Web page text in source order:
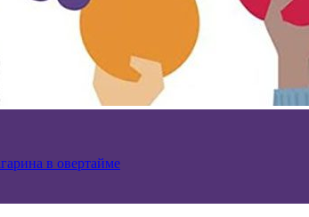
в овертайме